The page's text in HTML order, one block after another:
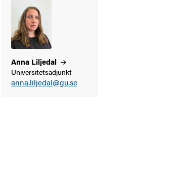
Anna Liljedal
Universitetsadjunkt
anna.liljedal@gu.se